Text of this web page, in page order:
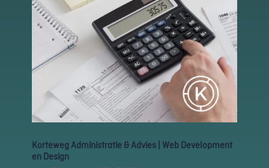
Korteweg Administratie & Advies | Web Development
en Design
relevantere dienst
te bieden en betere
advertenties weer
te geven die
aansluiten bij je
interesses.
functionele
Deze cookies
verzamelen